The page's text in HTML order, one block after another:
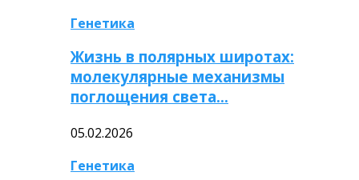
Генетика
Жизнь в полярных широтах:
молекулярные механизмы
поглощения света…
05.02.2026
Генетика